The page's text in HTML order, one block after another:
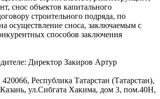
снос объектов капитального
строительного подряда, по
осуществление сноса, заключаемым с
способов заключения
Директор Закиров Артур
420066, Республика Татарстан (Татарстан),
ул.Сибгата Хакима, дом 3, пом.40Н,